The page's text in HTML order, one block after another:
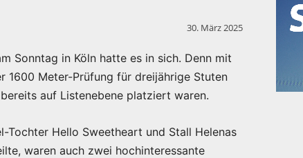
30. März 2025
Sonntag in Köln hatte es in sich. Denn mit
1600 Meter-Prüfung für dreijährige Stuten
auf Listenebene platziert waren.
Tochter Hello Sweetheart und Stall Helenas
waren auch zwei hochinteressante